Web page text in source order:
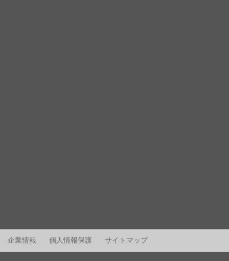
企業情報 個人情報保護 サイトマップ